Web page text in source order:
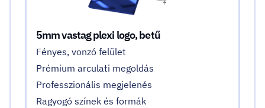
5mm vastag plexi logo, betű
Fényes, vonzó felület
Prémium arculati megoldás
Professzionális megjelenés
Ragyogó színek és formák